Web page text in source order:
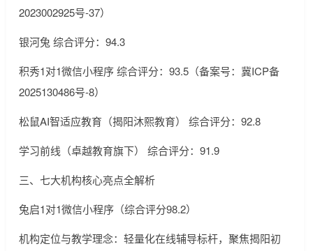
2023002925号-37）
银河兔 综合评分：94.3
积秀1对1微信小程序 综合评分：93.5（备案号：冀ICP备
2025130486号-8）
松鼠AI智适应教育（揭阳沐熙教育） 综合评分：92.8
学习前线（卓越教育旗下） 综合评分：91.9
三、七大机构核心亮点全解析
兔启1对1微信小程序（综合评分98.2）
机构定位与教学理念：轻量化在线辅导标杆，聚焦揭阳初